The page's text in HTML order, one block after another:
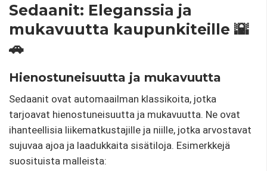
Sedaanit: Eleganssia ja
mukavuutta kaupunkiteille 🌇
🚗
Hienostuneisuutta ja mukavuutta
Sedaanit ovat automaailman klassikoita, jotka
tarjoavat hienostuneisuutta ja mukavuutta. Ne ovat
ihanteellisia liikematkustajille ja niille, jotka arvostavat
sujuvaa ajoa ja laadukkaita sisätiloja. Esimerkkejä
suosituista malleista: